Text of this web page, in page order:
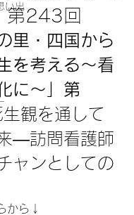
い出
第243回
里・四国から
を考える～看
に～ 」第
生観を通して
—訪問看護師
ャンとしての
から↓